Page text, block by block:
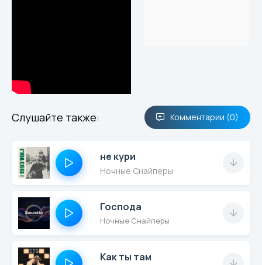
Слушайте также: Комментарии (0)
не кури
Ночные Снайперы
Господа
Ночные Снайперы
Как ты там